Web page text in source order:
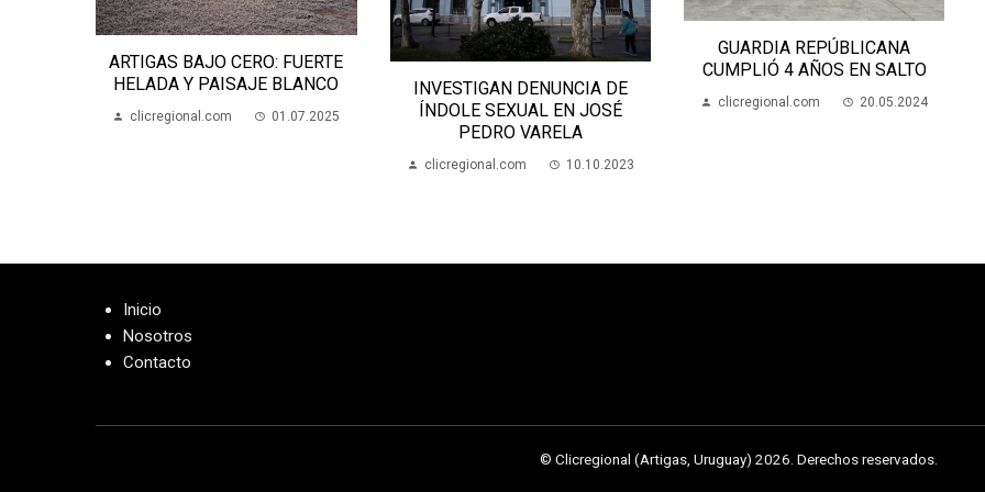
ARTIGAS BAJO CERO: FUERTE
HELADA Y PAISAJE BLANCO
clicregional.com 01.07.2025
INVESTIGAN DENUNCIA DE
ÍNDOLE SEXUAL EN JOSÉ
PEDRO VARELA
clicregional.com 10.10.2023
GUARDIA REPÚBLICANA
CUMPLIÓ 4 AÑOS EN SALTO
clicregional.com 20.05.2024
Inicio
Nosotros
Contacto
© Clicregional (Artigas, Uruguay) 2026. Derechos reservados.